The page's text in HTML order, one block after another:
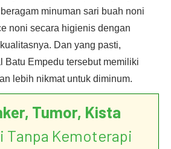
minuman sari buah noni
noni secara higienis dengan
Dan yang pasti,
Batu Empedu tersebut memiliki
lebih nikmat untuk diminum.
Tumor, Kista
Tanpa Kemoterapi